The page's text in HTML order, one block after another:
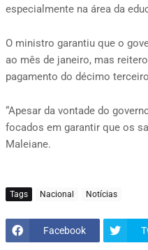
especialmente na área da
O ministro garantiu que o
ao mês de janeiro, mas
pagamento do décimo
“Apesar da vontade do
focados em garantir que os
Maleiane.
Tags Nacional Notícias
Facebook